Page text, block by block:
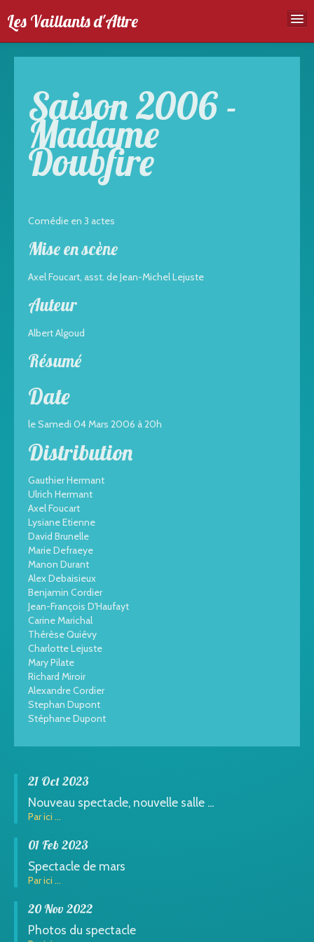
Les Vaillants d'Attre
Spectales
Agenda
Galeries photos
Saison 2006 -
Madame
Doubfire
Comédie en 3 actes
Mise en scène
Axel Foucart, asst. de Jean-Michel Lejuste
Auteur
Albert Algoud
Résumé
Date
le Samedi 04 Mars 2006 à 20h
Distribution
Gauthier Hermant
Ulrich Hermant
Axel Foucart
Lysiane Etienne
David Brunelle
Marie Defraeye
Manon Durant
Alex Debaisieux
Benjamin Cordier
Jean-François D'Haufayt
Carine Marichal
Thérèse Quiévy
Charlotte Lejuste
Mary Pilate
Richard Miroir
Alexandre Cordier
Stephan Dupont
Stéphane Dupont
21 Oct 2023
Nouveau spectacle, nouvelle salle ...
Par ici ...
01 Feb 2023
Spectacle de mars
Par ici ...
20 Nov 2022
Photos du spectacle